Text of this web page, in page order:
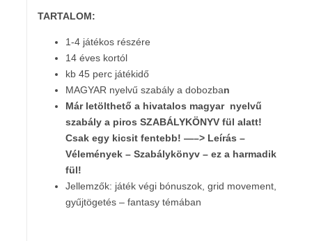
TARTALOM:
1-4 játékos részére
14 éves kortól
kb 45 perc játékidő
MAGYAR nyelvű szabály a dobozban
Már letölthető a hivatalos magyar nyelvű
szabálya piros SZABÁLYKÖNYV fül alatt!
Csak egy kicsit fentebb! —–> Leírás –
Vélemények – Szabálykönyv – ez a harmadik
fül!
Jellemzők: játék végi bónuszok, grid movement,
gyűjtögetés – fantasy témában